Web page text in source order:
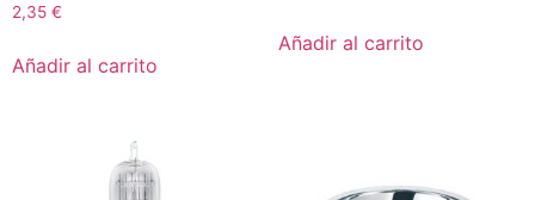
2,35 €
Añadir al carrito
Añadir al carrito